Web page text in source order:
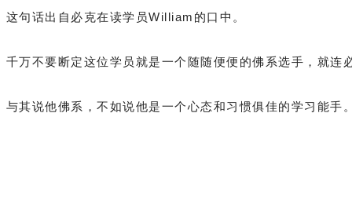
这句话出自必克在读学员William的口中。
千万不要断定这位学员就是一个随随便便的佛系选手，就连
与其说他佛系，不如说他是一个心态和习惯俱佳的学习能手